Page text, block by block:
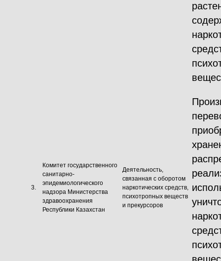
3.
Комитет государственного
санитарно-
эпидемиологического
надзора Министерства
здравоохранения
Республики Казахстан
Деятельность,
связанная с оборотом
наркотических средств,
психотропных веществ
и прекурсоров